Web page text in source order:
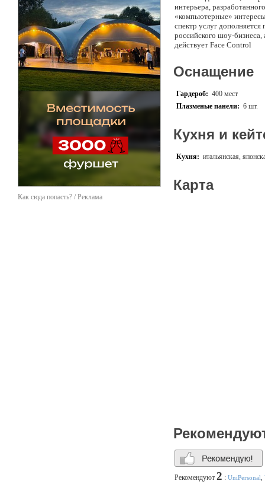
Как сюда попасть? / Реклама
интерьера,
«компьютерные»
спектр услуг
российского шоу-
действует Face Control
Оснащение
Гардероб: 400 мест
Плазменые панели: 6 шт.
Кухня и
Кухня: итальянская,
Карта
Рекомендуют 2 : UniPersonal